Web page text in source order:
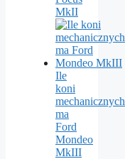
MkII
Ile
koni
mechanicznych
ma
Ford
Mondeo
MkIII